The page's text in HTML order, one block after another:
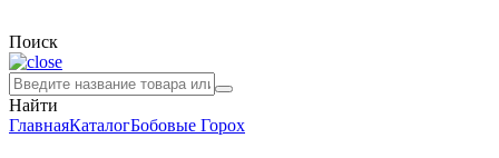
Поиск
Найти
ГлавнаяКаталогБобовые Горох